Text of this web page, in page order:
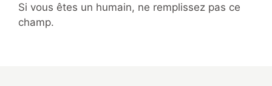
Si vous êtes un humain, ne remplissez pas ce
champ.